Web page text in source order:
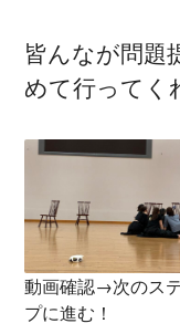
皆んなが問題
めて行ってく
動画確認→次のス
プに進む！